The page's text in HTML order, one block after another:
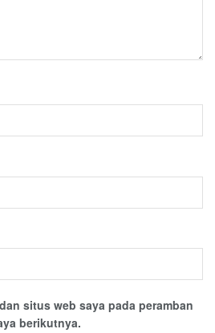
situs web saya pada peramban
berikutnya.